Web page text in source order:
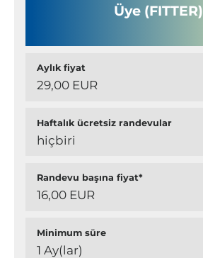
Üye (FITTER)
Aylık fiyat
29,00 EUR
Haftalık ücretsiz randevular
hiçbiri
Randevu başına fiyat*
16,00 EUR
Minimum süre
1 Ay(lar)